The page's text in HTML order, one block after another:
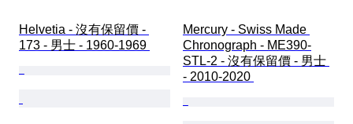
Helvetia - 沒有保留價 -
173 - 男士 - 1960-1969
Mercury - Swiss Made
Chronograph - ME390-
STL-2 - 沒有保留價 - 男士
- 2010-2020